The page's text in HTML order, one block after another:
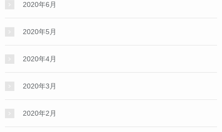
2020年6月
2020年5月
2020年4月
2020年3月
2020年2月